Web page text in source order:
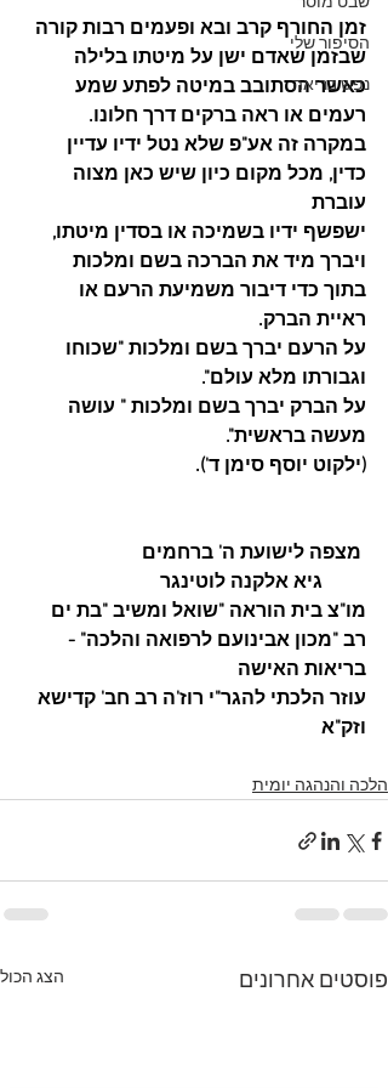
הסיפור שלי
נפש בריאה
זמן החורף קרב ובא ופעמים רבות קורה
שבזמן שאדם ישן על מיטתו בלילה
כאשר הסתובב במיטה לפתע שמע
רעמים או ראה ברקים דרך חלונו.
במקרה זה אע"פ שלא נטל ידיו עדיין
כדין, מכל מקום כיון שיש כאן מצוה
עוברת
ישפשף ידיו בשמיכה או בסדין מיטתו,
ויברך מיד את הברכה בשם ומלכות
בתוך כדי דיבור משמיעת הרעם או
ראיית הברק.
על הרעם יברך בשם ומלכות "שכוחו
וגבורתו מלא עולם".
על הברק יברך בשם ומלכות " עושה
מעשה בראשית".
(ילקוט יוסף סימן ד').
מצפה לישועת ה' ברחמים
גיא אלקנה לוטינגר
מו"צ בית הוראה "שואל ומשיב "בת ים
רב "מכון אבינועם לרפואה והלכה" -
בריאות האישה
עוזר הלכתי להגר"י רוז'ה רב חב' קדישא
וזק"א
הלכה והנהגה יומית
פוסטים אחרונים הצג הכול